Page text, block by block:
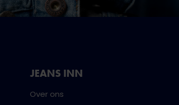
JEANS INN
Over ons